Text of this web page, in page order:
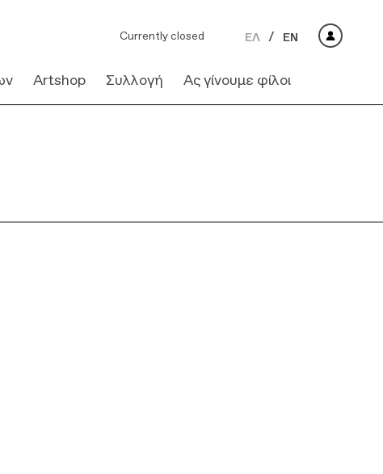
Currently closed ΕΛ EN
Artshop Συλλογή Ας γίνουμε φίλοι